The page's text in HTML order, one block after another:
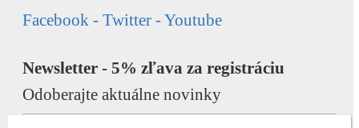
Facebook - Twitter - Youtube
Newsletter - 5% zľava za registráciu
Odoberajte aktuálne novinky